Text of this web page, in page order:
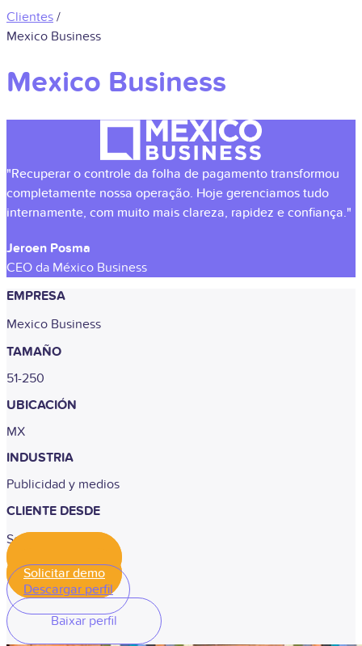
Clientes /
Mexico Business
Mexico Business
"Recuperar o controle da folha de pagamento transformou
completamente nossa operação. Hoje gerenciamos tudo
internamente, com muito mais clareza, rapidez e confiança."
Jeroen Posma
CEO da México Business
EMPRESA
Mexico Business
TAMAÑO
51-250
UBICACIÓN
MX
INDUSTRIA
Publicidad y medios
CLIENTE DESDE
Setembro de 2019
Solicitar demo
Descargar perfil
Baixar perfil